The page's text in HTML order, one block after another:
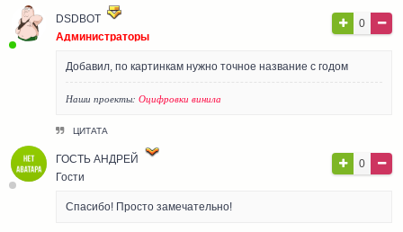
DSDBOT
Администраторы
0
Добавил, по картинкам нужно точное название с годом
Наши проекты: Оцифровки винила
ЦИТАТА
ГОСТЬ АНДРЕЙ
Гости
0
Спасибо! Просто замечательно!